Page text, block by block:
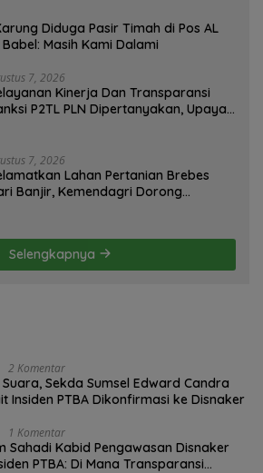
Diduga Pasir Timah di Pos AL
Masih Kami Dalami
7, 2026
Kinerja Dan Transparansi
P2TL PLN Dipertanyakan, Upaya
7, 2026
Lahan Pertanian Brebes
Banjir, Kemendagri Dorong
Selengkapnya
2 Komentar
Sekda Sumsel Edward Candra
Insiden PTBA Dikonfirmasi ke Disnaker
1 Komentar
Sahadi Kabid Pengawasan Disnaker
PTBA: Di Mana Transparansi